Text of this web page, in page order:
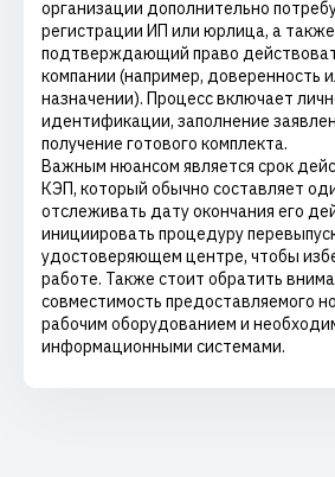
организации дополнительно
регистрации ИП или юрлица, а
подтверждающий право
компании (например, доверенность
назначении). Процесс включает
идентификации, заполнение
получение готового комплекта.
Важным нюансом является срок
КЭП, который обычно составляет
отслеживать дату окончания его
инициировать процедуру
удостоверяющем центре, чтобы
работе. Также стоит обратить
совместимость предоставляемого
рабочим оборудованием и
информационными системами.